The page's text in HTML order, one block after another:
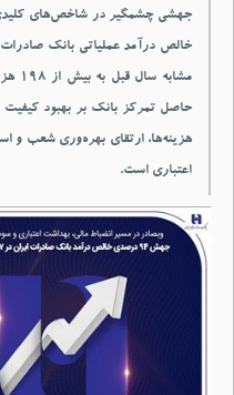
جهشی چشمگیر در شاخص‌های
مشابه
حاصل تمرکز بانک بر بهبود کیفیت
هزینه‌ها، ارتقای بهره‌وری شعب و
اعتباری است.